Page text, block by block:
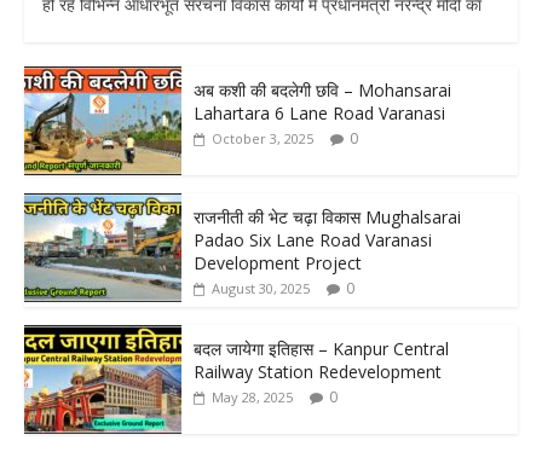
हो रहे विभिन्न आधारभूत संरचना विकास कार्यों में प्रधानमंत्री नरेन्द्र मोदी का
अब कशी की बदलेगी छवि – Mohansarai
Lahartara 6 Lane Road Varanasi
October 3, 2025 0
राजनीती की भेट चढ़ा विकास Mughalsarai
Padao Six Lane Road Varanasi
Development Project
August 30, 2025 0
बदल जायेगा इतिहास – Kanpur Central
Railway Station Redevelopment
May 28, 2025 0